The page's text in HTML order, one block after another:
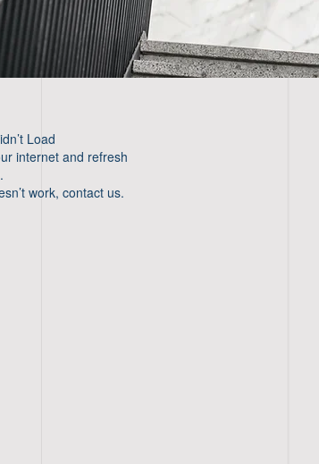
Load
internet and refresh
work, contact us.